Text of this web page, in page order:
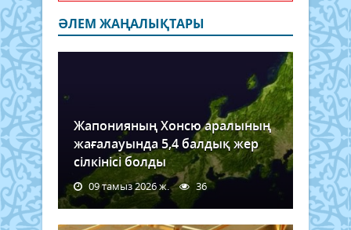
ӘЛЕМ ЖАҢАЛЫҚТАРЫ
Жапонияның Хонсю аралының
жағалауында 5,4 балдық жер
сілкінісі болды
09 тамыз 2026 ж. 36